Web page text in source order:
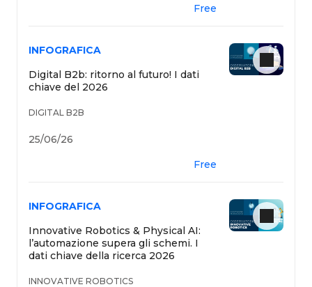
Free
DIGITAL B2B
INFOGRAFICA
Digital B2b: ritorno al futuro! I dati
chiave del 2026
25/06/26
Free
INNOVATIVE ROBOTICS
INFOGRAFICA
Innovative Robotics & Physical AI:
l’automazione supera gli schemi. I
dati chiave della ricerca 2026